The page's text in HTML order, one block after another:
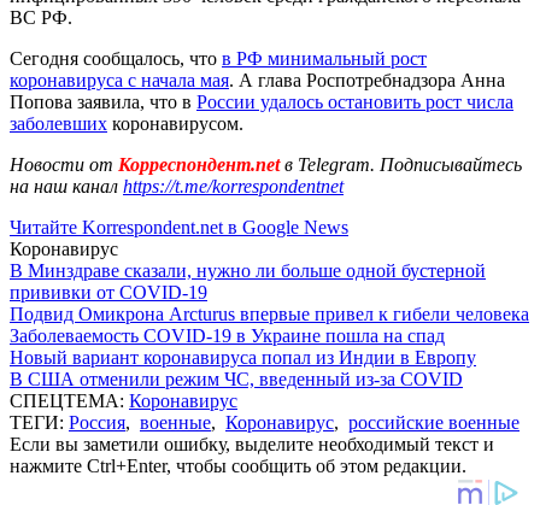
ВС РФ.
Сегодня сообщалось, что в РФ минимальный рост
коронавируса с начала мая. А глава Роспотребнадзора Анна
Попова заявила, что в России удалось остановить рост числа
заболевших коронавирусом.
Новости от Корреспондент.netв Telegram. Подписывайтесь
на наш канал https://t.me/korrespondentnet
Читайте Korrespondent.net в Google News
Коронавирус
В Минздраве сказали, нужно ли больше одной бустерной
прививки от COVID-19
Подвид Омикрона Arcturus впервые привел к гибели человека
Заболеваемость COVID-19 в Украине пошла на спад
Новый вариант коронавируса попал из Индии в Европу
В США отменили режим ЧС, введенный из-за COVID
СПЕЦТЕМА: Коронавирус
ТЕГИ: Россия, военные, Коронавирус, российские военные
Если вы заметили ошибку, выделите необходимый текст и
нажмите Ctrl+Enter, чтобы сообщить об этом редакции.